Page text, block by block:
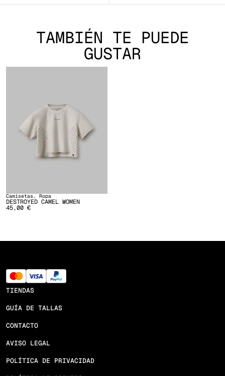
TAMBIÉN TE PUEDE
GUSTAR
Camisetas,Ropa
DESTROYED CAMEL WOMEN
45,00 €
TIENDAS
GUÍA DE TALLAS
CONTACTO
AVISO LEGAL
POLÍTICA DE PRIVACIDAD